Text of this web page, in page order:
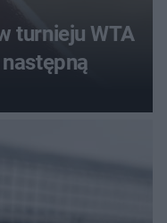
turnieju WTA